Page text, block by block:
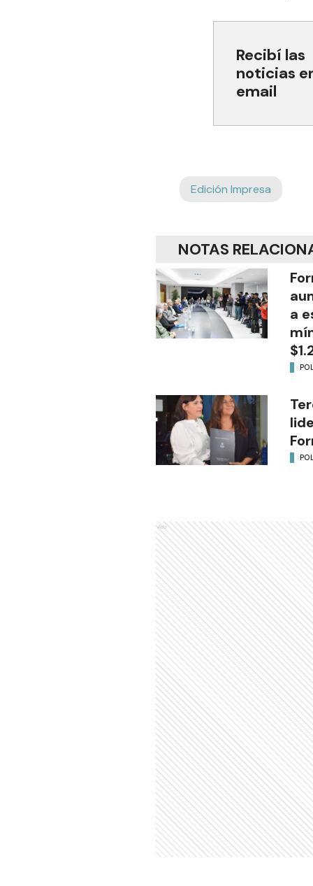
Recibí las
noticias
email
Edición Impresa
NOTAS
a
Ads